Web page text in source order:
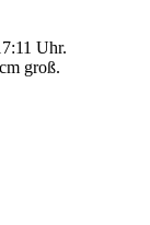
Uhr.
groß.